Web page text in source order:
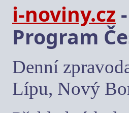
i-noviny.cz
Program
Denní
Lípu, Nový